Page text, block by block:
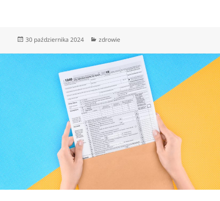
Data
30 października 2024 Kategorie
zdrowie